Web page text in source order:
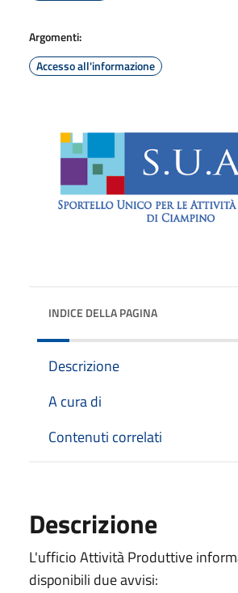
Argomenti:
Accesso all'informazione
INDICE DELLA PAGINA
Descrizione
A cura di
Contenuti correlati
Descrizione
L'ufficio Attività Produttive
disponibili due avvisi: